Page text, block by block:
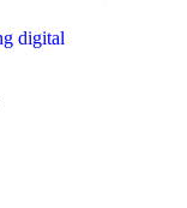
digital